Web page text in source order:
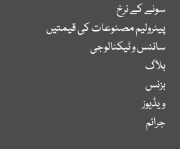
سونے کے نرخ
پیٹرولیم مصنوعات کی قیمتیں
سائنس و ٹیکنالوجی
بلاگ
بزنس
ویڈیوز
جرائم